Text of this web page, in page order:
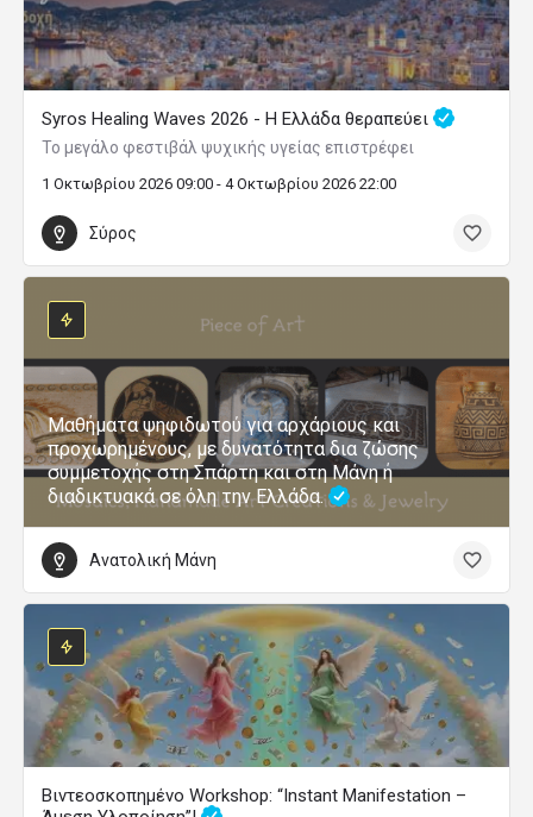
Syros Healing Waves 2026 - Η Ελλάδα θεραπεύει
Το μεγάλο φεστιβάλ ψυχικής υγείας επιστρέφει
1 Οκτωβρίου 2026 09:00 - 4 Οκτωβρίου 2026 22:00
Σύρος
Μαθήματα ψηφιδωτού για αρχάριους και
προχωρημένους, με δυνατότητα δια ζώσης
συμμετοχής στη Σπάρτη και στη Μάνη ή
διαδικτυακά σε όλη την Ελλάδα.
Ανατολική Μάνη
Βιντεοσκοπημένο Workshop: “Instant Manifestation –